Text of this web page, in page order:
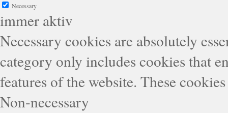
Necessary
immer aktiv
Necessary cookies are absolutely
category only includes cookies that
features of the website. These
Non-necessary